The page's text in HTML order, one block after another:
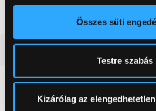
elhelyezkedéséről pár
Az Ön készülékén
módjairól és adja meg
pontban. Bármikor módosíthatja
Sütinyilatkozathoz való
Összes süti
Testre szabás
Kizárólag az 0